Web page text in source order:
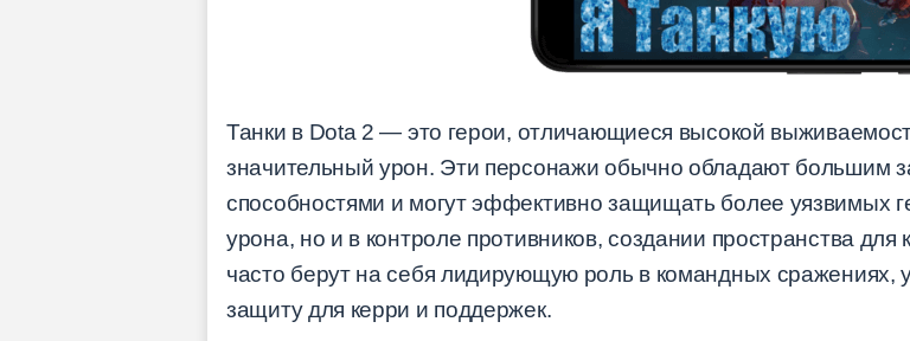
Танки в Dota 2 — это герои, отличающиеся высокой
значительный урон. Эти персонажи обычно обладают большим
способностями и могут эффективно защищать более уязвимых
урона, но и в контроле противников, создании пространства
часто берут на себя лидирующую роль в командных сражениях,
защиту для керри и поддержек.